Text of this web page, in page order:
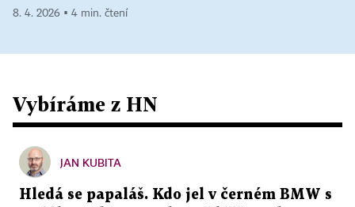
8. 4. 2026 ▪ 4 min. čtení
Vybíráme z HN
JAN KUBITA
Hledá se papaláš. Kdo jel v černém BMW s